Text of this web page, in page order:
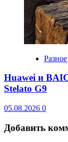
Разное
Huawei и
Stelato G9
05.08.2026 0
Добавить